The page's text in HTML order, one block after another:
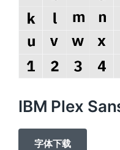
IBM Plex
字体下载